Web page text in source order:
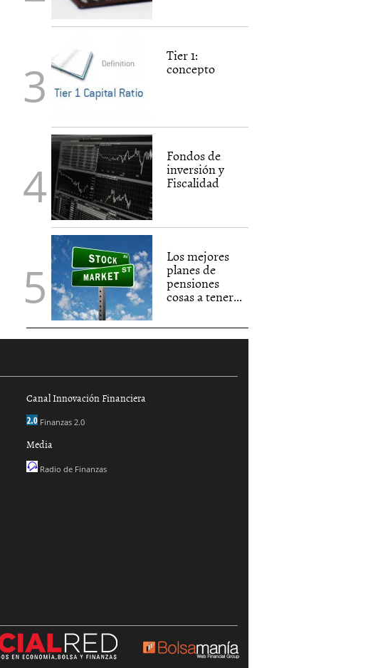
Tier 1:
concepto
Fondos de
inversión y
Fiscalidad
Los mejores
planes de
pensiones
cosas a tener...
Canal Innovación Financiera
Finanzas 2.0
Media
Radio de Finanzas